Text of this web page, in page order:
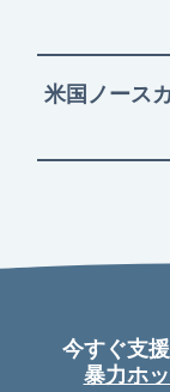
米国ノース
今すぐ支
暴力ホ